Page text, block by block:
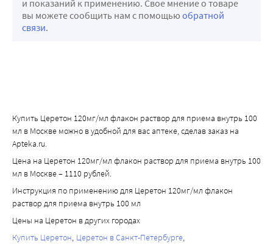
и показаний к применению. Свое мнение о товаре
вы можете сообщить нам с помощью обратной
связи.
Купить Церетон 120мг/мл флакон раствор для приема внутрь 100
мл в Москве можно в удобной для вас аптеке, сделав заказ на
Apteka.ru.
Цена на Церетон 120мг/мл флакон раствор для приема внутрь 100
мл в Москве – 1110 рублей.
Инструкция по применению для Церетон 120мг/мл флакон
раствор для приема внутрь 100 мл
Цены на Церетон в других городах
Купить Церетон Церетон в Санкт-Петербурге